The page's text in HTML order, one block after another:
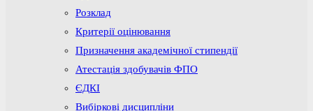
Розклад
Критерії оцінювання
Призначення академічної стипендії
Атестація здобувачів ФПО
ЄДКІ
Вибіркові дисципліни